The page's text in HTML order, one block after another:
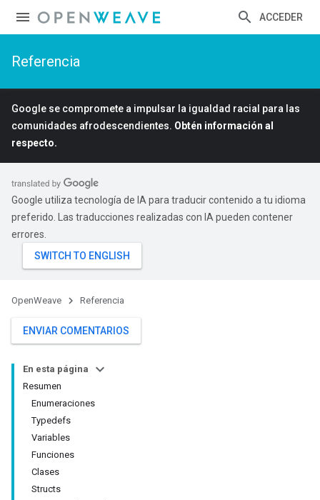
ACCEDER
Referencia
Google se compromete a impulsar la igualdad racial para las
comunidades afrodescendientes. Obtén información al
respecto.
Google utiliza tecnología de IA para traducir contenido a tu idioma
preferido. Las traducciones realizadas con IA pueden contener
errores.
OpenWeave Referencia
ENVIAR COMENTARIOS
En esta página
Resumen
Enumeraciones
Typedefs
Variables
Funciones
Clases
Structs